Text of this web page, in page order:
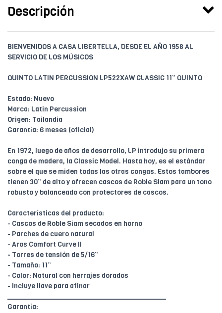
Descripción
BIENVENIDOS A CASA LIBERTELLA, DESDE EL AÑO 1958 AL
SERVICIO DE LOS MÚSICOS
QUINTO LATIN PERCUSSION LP522XAW CLASSIC 11” QUINTO
Estado: Nuevo
Marca: Latin Percussion
Origen: Tailandia
Garantía: 6 meses (oficial)
En 1972, luego de años de desarrollo, LP introdujo su primera
conga de madera, la Classic Model. Hasta hoy, es el estándar
sobre el que se miden todas las otras congas. Estos tambores
tienen 30” de alto y ofrecen cascos de Roble Siam para un tono
robusto y balanceado con protectores de cascos.
Características del producto:
- Cascos de Roble Siam secados en horno
- Parches de cuero natural
- Aros Comfort Curve II
- Torres de tensión de 5/16”
- Tamaño: 11”
- Color: Natural con herrajes dorados
- Incluye llave para afinar
Garantía: